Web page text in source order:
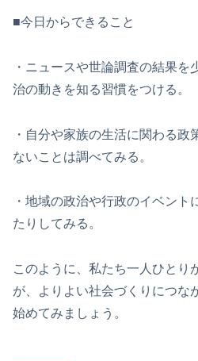
■今日からできること
・ニュースや世論調査の結果を
治の動きを知る習慣をつける。
・自分や家族の生活に関わる政
ないことは調べてみる。
・地域の政治や行政のイベント
たりしてみる。
このように、私たち一人ひとり
が、よりよい社会づくりにつな
始めてみましょう。